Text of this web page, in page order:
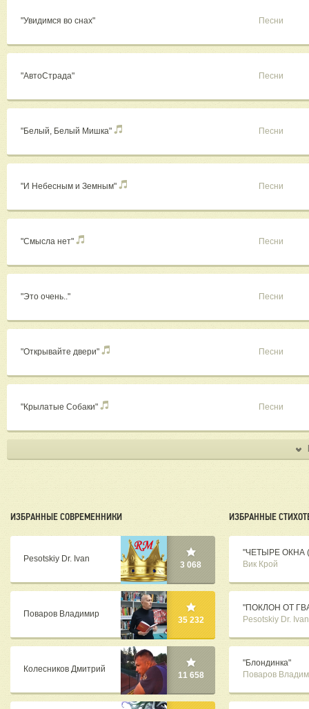
"Увидимся во снах" Песни
"АвтоСтрада" Песни
"Белый, Белый Мишка" Песни
"И Небесным и Земным" Песни
"Смысла нет" Песни
"Это очень.." Песни
"Открывайте двери" Песни
"Крылатые Собаки" Песни
ИЗБРАННЫЕ СОВРЕМЕННИКИ
Pesotskiy Dr. Ivan
3 068
Поваров Владимир
35 232
Колесников Дмитрий
11 658
ИЗБРАННЫЕ
"ЧЕТЫРЕ ОКНА (
Вик Крой
"ПОКЛОН ОТ
Pesotskiy Dr. Ivan
"Блондинка"
Поваров